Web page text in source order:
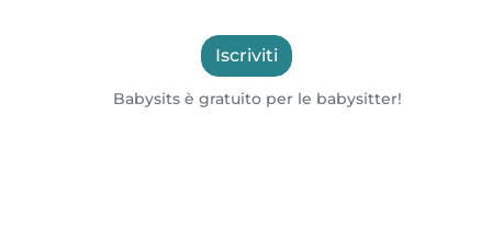
Iscriviti
Babysits è gratuito per le babysitter!